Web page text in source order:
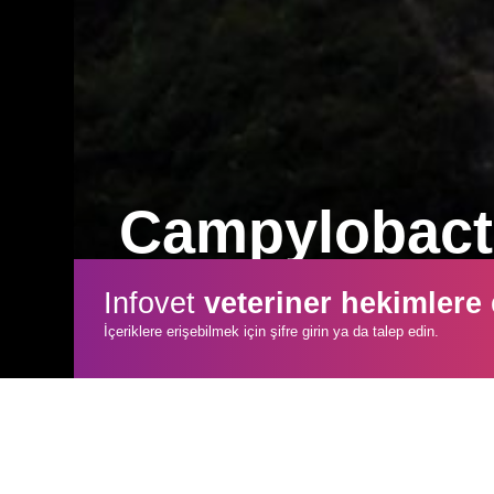
İşletmelerde büyük çapta hasara
campylobacteriosistir.
Infovetveteriner hekimlere
İçeriklere erişebilmek için şifre girin ya da talep edin.